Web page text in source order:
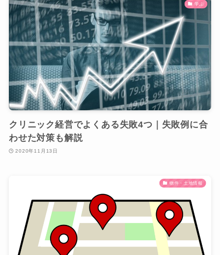
学ぶ
クリニック経営でよくある失敗4つ｜失敗例に合
わせた対策も解説
2020年11月13日
物件・土地情報